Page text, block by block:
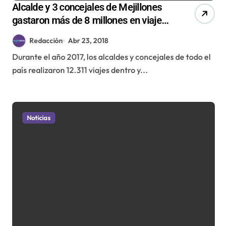
Alcalde y 3 concejales de Mejillones
gastaron más de 8 millones en viaje a
Tacna
Redacción Abr 23, 2018
Durante el año 2017, los alcaldes y concejales de todo el
país realizaron 12.311 viajes dentro y...
Noticias